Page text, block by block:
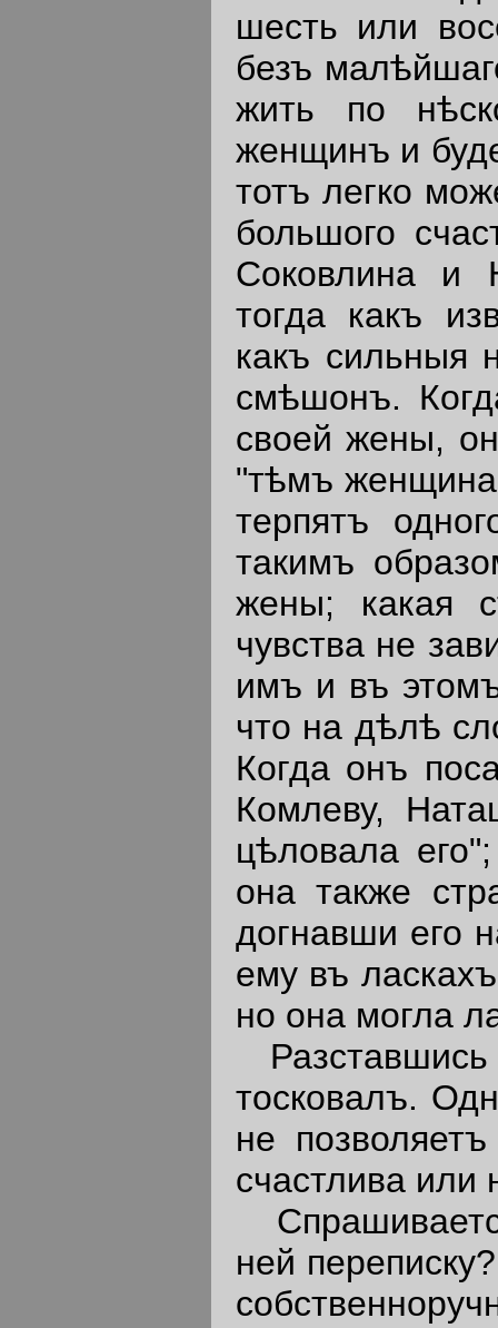
шесть или
безъ
жить по
женщинъ и
тотъ легко
большого
Соковлина и
тогда какъ
какъ сильныя
смѣшонъ.
своей жены,
"тѣмъ
терпятъ
такимъ
жены; какая
чувства не
имъ и въ
что на дѣлѣ
Когда онъ
Комлеву,
цѣловала
она также
догнавши его
ему въ
но она могла
Разставшись
тосковалъ.
не
счастлива или
ней